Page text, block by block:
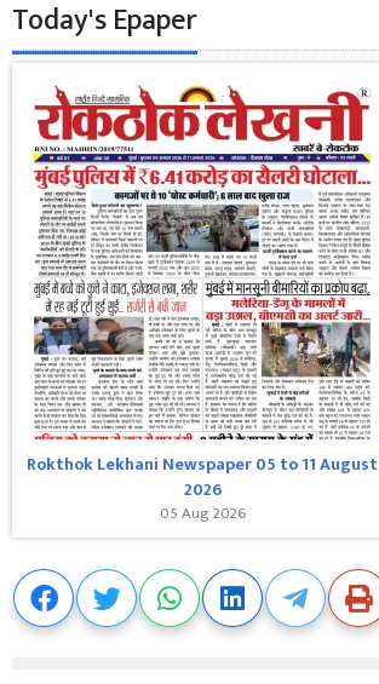
Today's Epaper
Rokthok Lekhani Newspaper 05 to 11 August
2026
05 Aug 2026